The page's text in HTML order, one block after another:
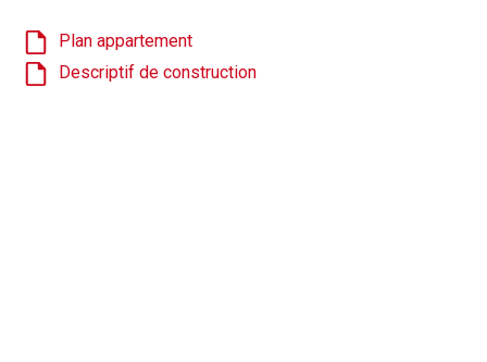
Plan appartement
Descriptif de construction